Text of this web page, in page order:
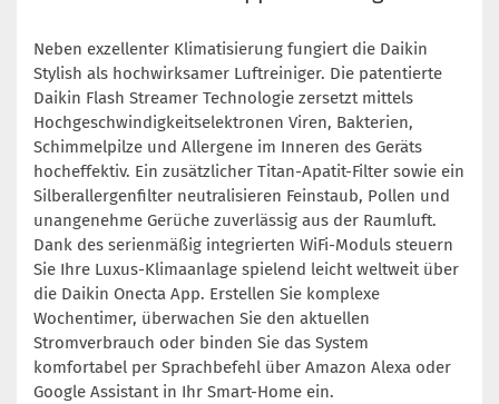
Neben exzellenter Klimatisierung fungiert die Daikin
Stylish als hochwirksamer Luftreiniger. Die patentierte
Daikin Flash Streamer Technologie zersetzt mittels
Hochgeschwindigkeitselektronen Viren, Bakterien,
Schimmelpilze und Allergene im Inneren des Geräts
hocheffektiv. Ein zusätzlicher Titan-Apatit-Filter sowie ein
Silberallergenfilter neutralisieren Feinstaub, Pollen und
unangenehme Gerüche zuverlässig aus der Raumluft.
Dank des serienmäßig integrierten WiFi-Moduls steuern
Sie Ihre Luxus-Klimaanlage spielend leicht weltweit über
die Daikin Onecta App. Erstellen Sie komplexe
Wochentimer, überwachen Sie den aktuellen
Stromverbrauch oder binden Sie das System
komfortabel per Sprachbefehl über Amazon Alexa oder
Google Assistant in Ihr Smart-Home ein.